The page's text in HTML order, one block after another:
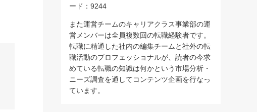
ード：9244
また運営チームのキャリアクラス事業部の運
営メンバーは全員複数回の転職経験者です。
転職に精通した社内の編集チームと社外の転
職活動のプロフェッショナルが、読者の今求
めている転職の知識は何かという市場分析・
ニーズ調査を通してコンテンツ企画を行なっ
ています。